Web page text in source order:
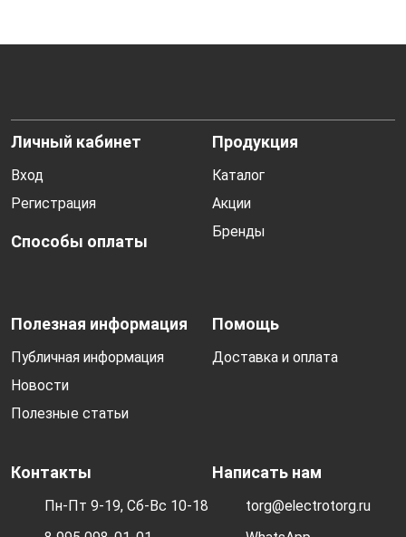
Личный кабинет
Вход
Регистрация
Способы оплаты
Продукция
Каталог
Акции
Бренды
Полезная информация
Публичная информация
Новости
Полезные статьи
Помощь
Доставка и оплата
Контакты
Пн-Пт 9-19, Сб-Вс 10-18
Написать нам
torg@electrotorg.ru